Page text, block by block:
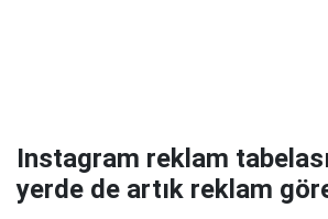
Instagram reklam
yerde de artık reklam